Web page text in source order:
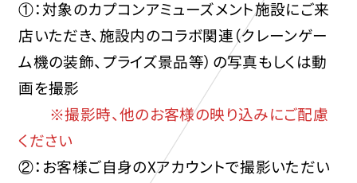
①：対象のカプコンアミューズメント施設にご来
店いただき、施設内のコラボ関連（クレーンゲー
ム機の装飾、プライズ景品等）の写真もしくは動
画を撮影
※撮影時、他のお客様の映り込みにご配慮
ください
②：お客様ご自身のXアカウントで撮影いただい